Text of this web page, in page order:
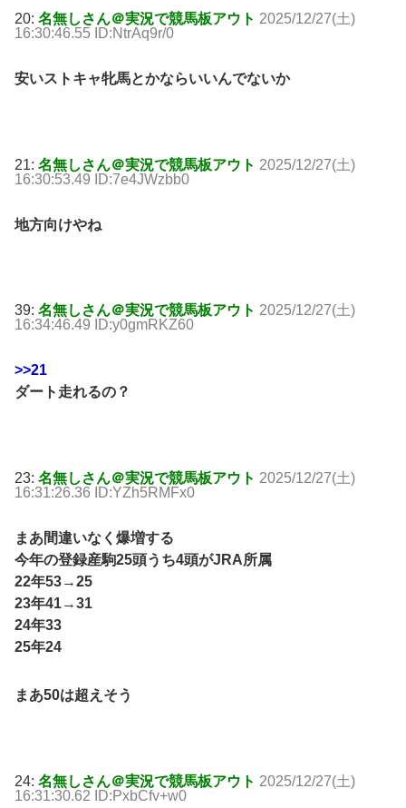
20: 名無しさん＠実況で競馬板アウト 2025/12/27(土)
16:30:46.55 ID:NtrAq9r/0
安いストキャ牝馬とかならいいんでないか
21: 名無しさん＠実況で競馬板アウト 2025/12/27(土)
16:30:53.49 ID:7e4JWzbb0
地方向けやね
39: 名無しさん＠実況で競馬板アウト 2025/12/27(土)
16:34:46.49 ID:y0gmRKZ60
>>21
ダート走れるの？
23: 名無しさん＠実況で競馬板アウト 2025/12/27(土)
16:31:26.36 ID:YZh5RMFx0
まあ間違いなく爆増する
今年の登録産駒25頭うち4頭がJRA所属
22年53→25
23年41→31
24年33
25年24
まあ50は超えそう
24: 名無しさん＠実況で競馬板アウト 2025/12/27(土)
16:31:30.62 ID:PxbCfv+w0